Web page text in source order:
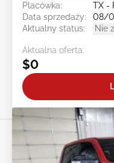
Placówka:
TX -
Data sprzedaży:
08/
Aktualny status:
Nie
Aktualna oferta:
$0